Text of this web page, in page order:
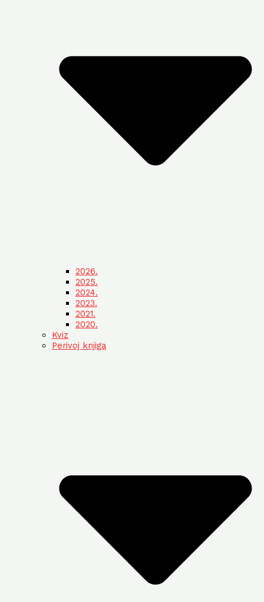
2026.
2025.
2024.
2023.
2021.
2020.
Kviz
Perivoj knjiga